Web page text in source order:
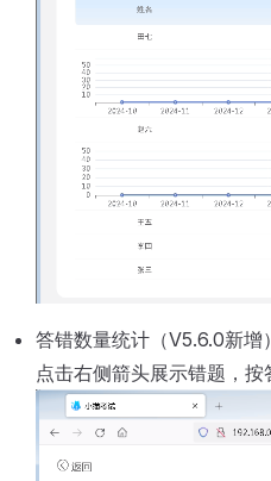
答错数量统计（V5.6.0新增）
点击右侧箭头展示错题，